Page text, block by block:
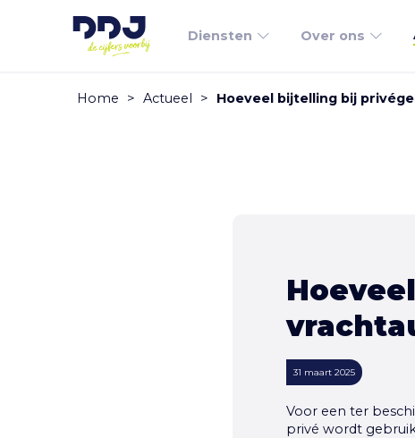
Diensten Over ons
Home > Actueel > Hoeveel bijtelling bij
31 maart 2025
Voor een ter
privé wordt